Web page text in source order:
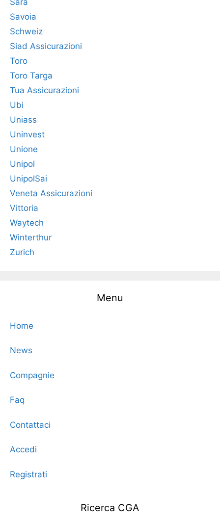
Savoia
Schweiz
Siad Assicurazioni
Toro
Toro Targa
Tua Assicurazioni
Ubi
Uniass
Uninvest
Unione
Unipol
UnipolSai
Veneta Assicurazioni
Vittoria
Waytech
Winterthur
Zurich
Menu
Home
News
Compagnie
Faq
Contattaci
Accedi
Registrati
Ricerca CGA